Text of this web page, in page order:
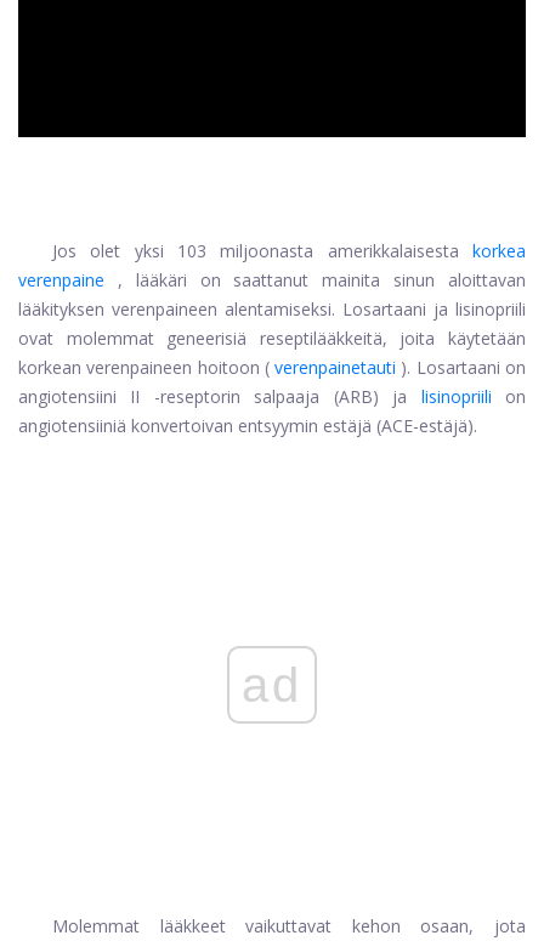
Jos olet yksi 103 miljoonasta amerikkalaisesta korkea
verenpaine , lääkäri on saattanut mainita sinun aloittavan
lääkityksen verenpaineen alentamiseksi. Losartaani ja lisinopriili
ovat molemmat geneerisiä reseptilääkkeitä, joita käytetään
korkean verenpaineen hoitoon (verenpainetauti ). Losartaani on
angiotensiini II -reseptorin salpaaja (ARB) ja lisinopriili on
angiotensiiniä konvertoivan entsyymin estäjä (ACE-estäjä).
ad
Molemmat lääkkeet vaikuttavat kehon osaan, jota